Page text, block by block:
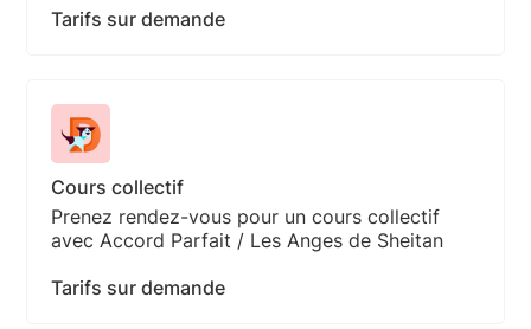
Tarifs sur demande
Cours collectif
Prenez rendez-vous pour un cours collectif
avec Accord Parfait / Les Anges de Sheitan
Tarifs sur demande